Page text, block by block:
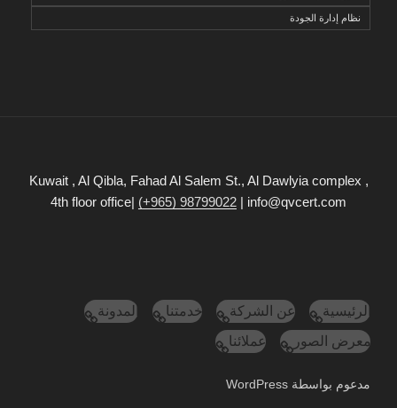
نظام إدارة الجودة
Kuwait , Al Qibla, Fahad Al Salem St., Al Dawlyia complex ,
4th floor office| (+965) 98799022 | info@qvcert.com
الرئيسية عن الشركة خدمتنا
المدونة
معرض الصور
عملائنا
مدعوم بواسطة WordPress